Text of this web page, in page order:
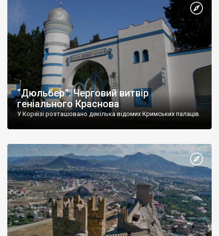
“Дюльбер”. Черговий витвір
геніального Краснова
У Кореїзі розташовано декілька відомих Кримських палаців.